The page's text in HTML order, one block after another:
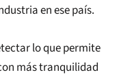
en ese país.
lo que permite
más tranquilidad